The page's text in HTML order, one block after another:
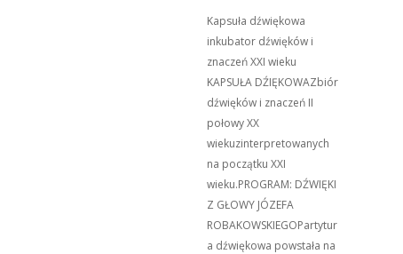
Kapsuła dźwiękowa
inkubator dźwięków i
znaczeń XXI wieku
KAPSUŁA DŹIĘKOWAZbiór
dźwięków i znaczeń II
połowy XX
wiekuzinterpretowanych
na początku XXI
wieku.PROGRAM: DŹWIĘKI
Z GŁOWY JÓZEFA
ROBAKOWSKIEGOPartytur
a dźwiękowa powstała na